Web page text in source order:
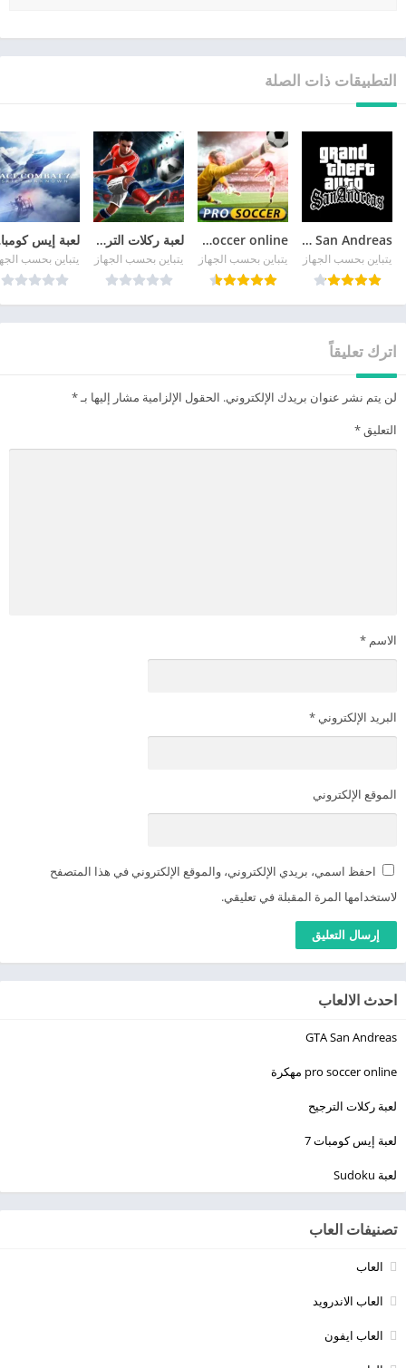
التطبيقات ذات الصلة
GTA San Andreas
يتباين بحسب الجهاز
pro soccer online مهكرة
يتباين بحسب الجهاز
لعبة ركلات الترجيح
يتباين بحسب الجهاز يتباين بحسب
اترك تعليقاً
لن يتم نشر عنوان بريدك الإلكتروني. الحقول الإلزامية مشار إليها بـ*
التعليق *
الاسم *
البريد الإلكتروني *
الموقع الإلكتروني
احفظ اسمي، بريدي الإلكتروني، والموقع الإلكتروني في هذا المتصفح
لاستخدامها المرة المقبلة في تعليقي.
احدث الالعاب
GTA San Andreas
pro soccer online مهكرة
لعبة ركلات الترجيح
لعبة إيس كومبات 7
لعبة Sudoku
تصنيفات العاب
العاب
العاب الاندرويد
العاب ايفون